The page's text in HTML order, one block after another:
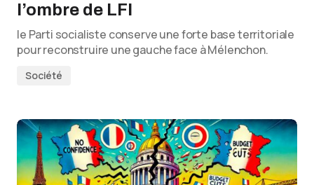
l’ombre de LFI
le Parti socialiste conserve une forte base territoriale
pour reconstruire une gauche face à Mélenchon.
Société